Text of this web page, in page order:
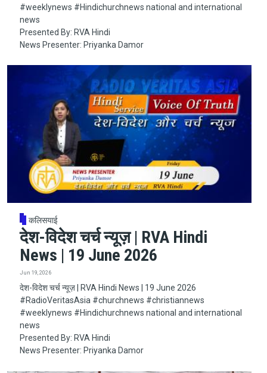
#weeklynews​ #Hindichurchnews national and international
news
Presented By: RVA Hindi
News Presenter: Priyanka Damor
कलिसयाई
देश-विदेश चर्च न्यूज़ | RVA Hindi
News | 19 June 2026
Jun 19, 2026
देश-विदेश चर्च न्यूज़ | RVA Hindi News | 19 June 2026
#RadioVeritasAsia​​​​​ #churchnews​​​​​ #christiannews​​​​​
#weeklynews​ #Hindichurchnews national and international
news
Presented By: RVA Hindi
News Presenter: Priyanka Damor